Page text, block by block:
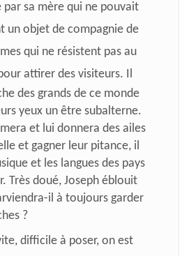
par sa mère qui ne pouvait
un objet de compagnie de
qui ne résistent pas au
attirer des visiteurs. Il
des grands de ce monde
yeux un être subalterne.
et lui donnera des ailes
et gagner leur pitance, il
et les langues des pays
Très doué, Joseph éblouit
il à toujours garder
?
difficile à poser, on est